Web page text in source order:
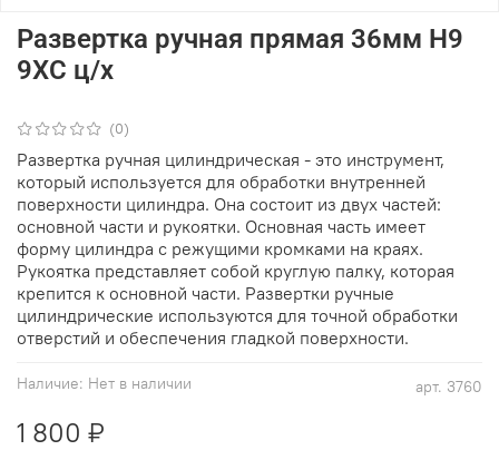
(0)
арт. 3760
Наличие: Нет в наличии
Развертка ручная прямая 36мм Н9
9ХС ц/х
1 800 ₽
Развертка ручная цилиндрическая - это инструмент,
который используется для обработки внутренней
поверхности цилиндра. Она состоит из двух частей:
основной части и рукоятки. Основная часть имеет
форму цилиндра с режущими кромками на краях.
Рукоятка представляет собой круглую палку, которая
крепится к основной части. Развертки ручные
цилиндрические используются для точной обработки
отверстий и обеспечения гладкой поверхности.